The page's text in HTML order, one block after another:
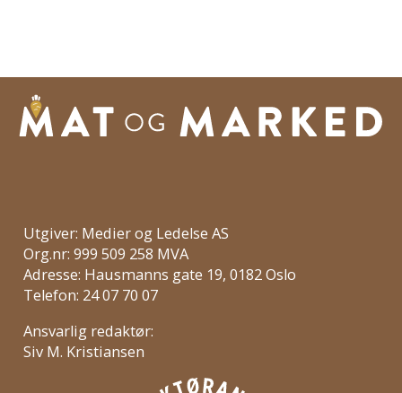
Utgiver: Medier og Ledelse AS
Org.nr: 999 509 258 MVA
Adresse: Hausmanns gate 19, 0182 Oslo
Telefon: 24 07 70 07
Ansvarlig redaktør:
Siv M. Kristiansen